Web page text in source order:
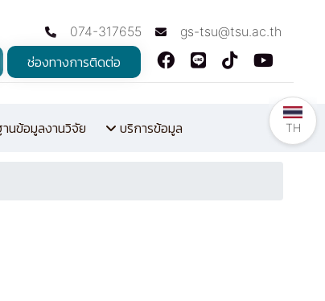
074-317655
gs-tsu@tsu.ac.th
ช่องทางการติดต่อ
นข้อมูลงานวิจัย บริการข้อมูล TH